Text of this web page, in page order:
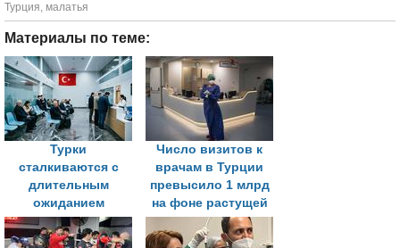
Турция, малатья
Материалы по теме:
Турки
сталкиваются с
длительным
ожиданием
медицинских
обследований на
Число визитов к
врачам в Турции
превысило 1 млрд
на фоне растущей
нагрузки на
государственную